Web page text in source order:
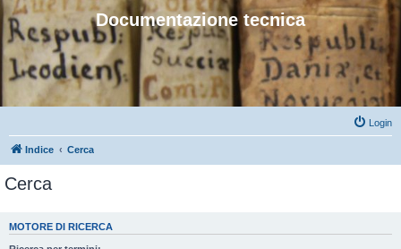
Documentazione tecnica
Login
Indice Cerca
Cerca
MOTORE DI RICERCA